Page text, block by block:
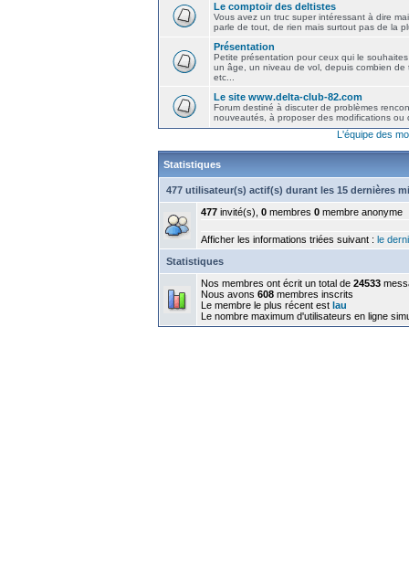
Le comptoir des deltistes
Vous avez un truc super intéressant à dire
parle de tout, de rien mais surtout pas de la
Présentation
Petite présentation pour ceux qui le
un âge, un niveau de vol, depuis combien de
etc...
Le site www.delta-club-82.com
Forum destiné à discuter de problèmes
nouveautés, à proposer des modifications ou
L'équipe des
Statistiques
477 utilisateur(s) actif(s) durant les 15 dernières
477 invité(s), 0 membres 0 membre anonyme
Afficher les informations triées suivant : le
Statistiques
Nos membres ont écrit un total de 24533
Nous avons 608 membres inscrits
Le membre le plus récent est lau
Le nombre maximum d'utilisateurs en ligne